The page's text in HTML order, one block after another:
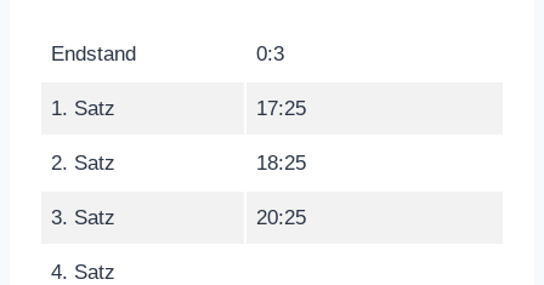
Endstand 0:3
1. Satz 17:25
2. Satz 18:25
3. Satz 20:25
4. Satz